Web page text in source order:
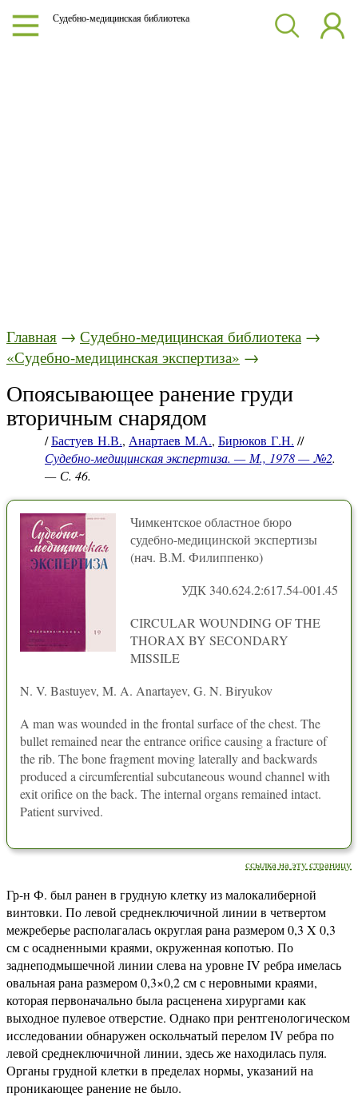
Судебно-медицинская библиотека
Главная → Судебно-медицинская библиотека →
«Судебно-медицинская экспертиза» →
Опоясывающее ранение груди
вторичным снарядом
/Бастуев Н.В., Анартаев М.А., Бирюков Г.Н. //
Судебно-медицинская экспертиза. — М., 1978 — №2.
— С. 46.
Чимкентское областное бюро
судебно-медицинской экспертизы
(нач. В.М. Филиппенко)
УДК 340.624.2:617.54-001.45
CIRCULAR WOUNDING OF THE
THORAX BY SECONDARY
MISSILE
N. V. Bastuyev, M. A. Anartayev, G. N. Biryukov
A man was wounded in the frontal surface of the chest. The
bullet remained near the entrance orifice causing a fracture of
the rib. The bone fragment moving laterally and backwards
produced a circumferential subcutaneous wound channel with
exit orifice on the back. The internal organs remained intact.
Patient survived.
ссылка на эту страницу
Гр-н Ф. был ранен в грудную клетку из малокалиберной
винтовки. По левой среднеключичной линии в четвертом
межреберье располагалась округлая рана размером 0,3 X 0,3
см с осадненными краями, окруженная копотью. По
заднеподмышечной линии слева на уровне IV ребра имелась
овальная рана размером 0,3×0,2 см с неровными краями,
которая первоначально была расценена хирургами как
выходное пулевое отверстие. Однако при рентгенологическом
исследовании обнаружен оскольчатый перелом IV ребра по
левой среднеключичной линии, здесь же находилась пуля.
Органы грудной клетки в пределах нормы, указаний на
проникающее ранение не было.